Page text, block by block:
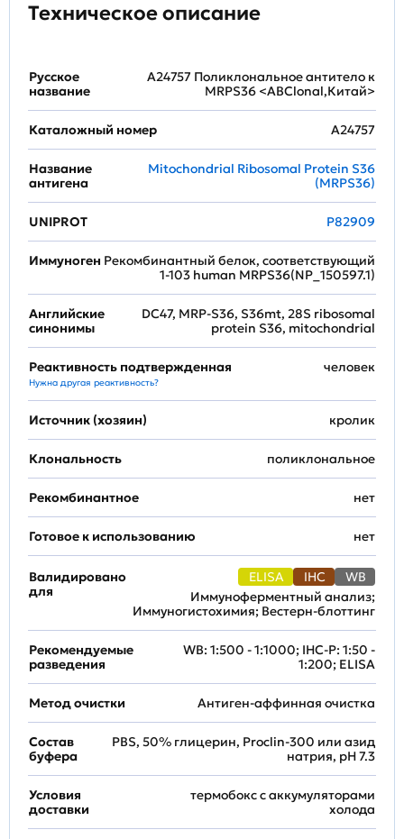
Техническое описание
Русское
название
A24757 Поликлональное антитело к
MRPS36 <ABClonal,Китай>
Каталожный номер A24757
Название
антигена
Mitochondrial Ribosomal Protein S36
(MRPS36)
UNIPROT P82909
Иммуноген Рекомбинантный белок, соответствующий
1-103 human MRPS36(NP_150597.1)
Английские
синонимы
DC47, MRP-S36, S36mt, 28S ribosomal
protein S36, mitochondrial
Реактивность подтвержденная
Нужна другая реактивность?
человек
Источник (хозяин) кролик
Клональность поликлональное
Рекомбинантное нет
Готовое к использованию нет
Валидировано
для
ELISA IHC
WB
Иммуноферментный анализ;
Иммуногистохимия; Вестерн-блоттинг
Рекомендуемые
разведения
WB: 1:500 - 1:1000; IHC-P: 1:50 -
1:200; ELISA
Метод очистки Антиген-аффинная очистка
Состав
буфера
PBS, 50% глицерин, Proclin-300 или азид
натрия, pH 7.3
Условия
доставки
термобокс с аккумуляторами
холода